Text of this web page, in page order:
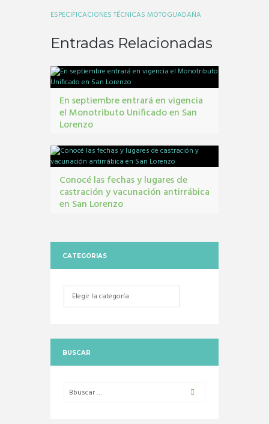
ESPECIFICACIONES TÉCNICAS MOTOGUADAÑA
Entradas Relacionadas
En septiembre entrará en vigencia
el Monotributo Unificado en San
Lorenzo
Unificado
Conocé las fechas y lugares de
castración y vacunación antirrábica
en San Lorenzo
CATEGORIAS
Categorias
BUSCAR